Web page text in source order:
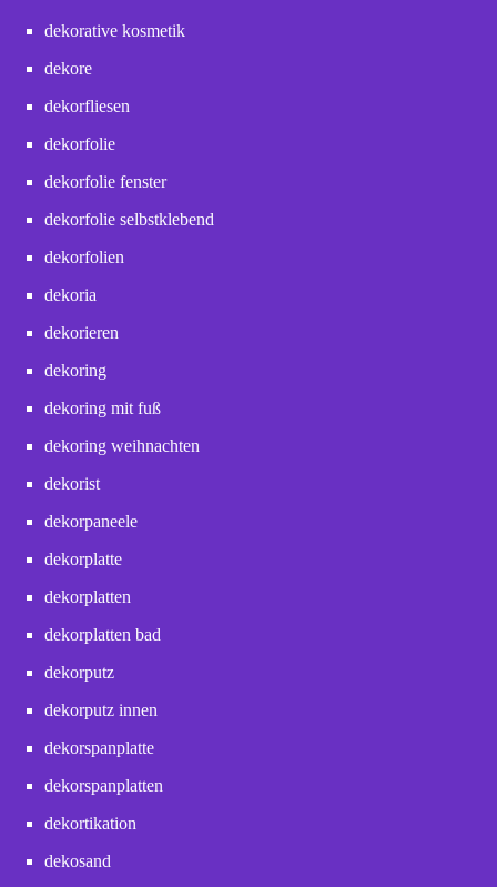
dekorative kosmetik
dekore
dekorfliesen
dekorfolie
dekorfolie fenster
dekorfolie selbstklebend
dekorfolien
dekoria
dekorieren
dekoring
dekoring mit fuß
dekoring weihnachten
dekorist
dekorpaneele
dekorplatte
dekorplatten
dekorplatten bad
dekorputz
dekorputz innen
dekorspanplatte
dekorspanplatten
dekortikation
dekosand